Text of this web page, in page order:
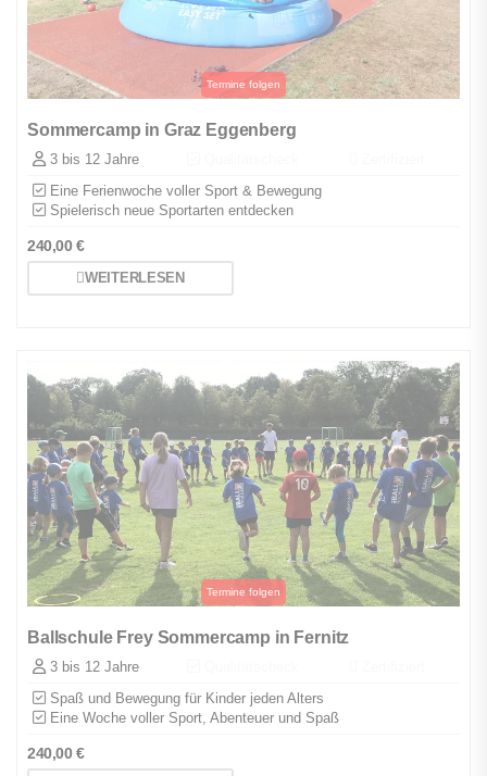
Sommercamp in Graz Eggenberg
3 bis 12 Jahre
Eine Ferienwoche voller Sport & Bewegung
Spielerisch neue Sportarten entdecken
240,00€
WEITERLESEN
Ballschule Frey Sommercamp in Fernitz
3 bis 12 Jahre
Spaß und Bewegung für Kinder jeden Alters
Eine Woche voller Sport, Abenteuer und Spaß
240,00€